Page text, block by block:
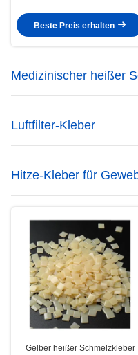
Beste Preis erhalten
Medizinischer heißer
Luftfilter-Kleber
Hitze-Kleber für
Gelber heißer Schmelzkleber